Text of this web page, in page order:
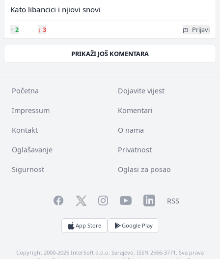
Kato libancici i njiovi snovi
↑ 2 ↓ 3 Prijavi
PRIKAŽI JOŠ KOMENTARA
Početna Dojavite vijest
Impressum Komentari
Kontakt O nama
Oglašavanje Privatnost
Sigurnost Oglasi za posao
FacebookTwitterInstagramYouTubeLinkedInRSS
App Store Google Play
Copyright 2000-2026 InterSoft d.o.o. Sarajevo. ISSN 2566-3771. Sva prava